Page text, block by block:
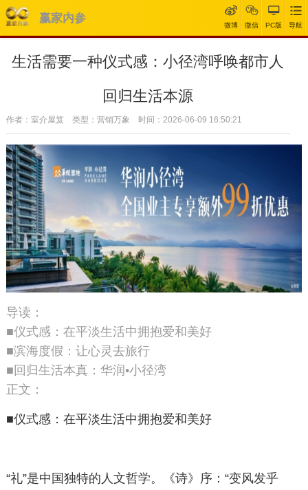
赢家内参
微博 微信 PC版 导航
生活需要一种仪式感：小径湾呼唤都市人
回归生活本源
作者：室介屋笈 类型：营销万象 时间：2026-06-09 16:50:21
导读：
■仪式感：在平淡生活中拥抱爱和美好
■滨海度假：让心灵去旅行
■回归生活本真：华润•小径湾
正文：
■仪式感：在平淡生活中拥抱爱和美好
“礼”是中国独特的人文哲学。《诗》序：“变风发乎